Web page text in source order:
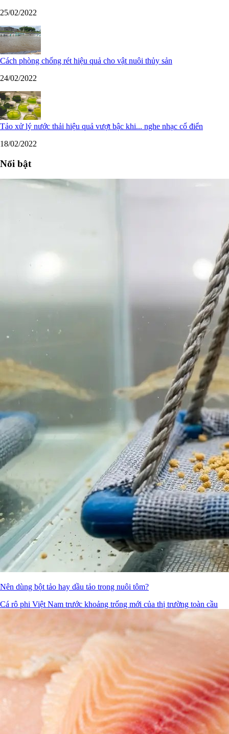
25/02/2022
Cách phòng chống rét hiệu quả cho vật nuôi thủy sản
24/02/2022
Tảo xử lý nước thải hiệu quả vượt bậc khi... nghe nhạc cổ điển
18/02/2022
Nổi bật
Nên dùng bột tảo hay dầu tảo trong nuôi tôm?
Cá rô phi Việt Nam trước khoảng trống mới của thị trường toàn cầu